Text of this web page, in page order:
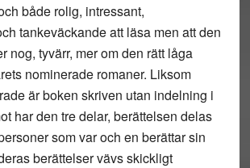
både rolig, intressant,
tankeväckande att läsa men att den
nog, tyvärr, mer om den rätt låga
nominerade romaner. Liksom
är boken skriven utan indelning i
har den tre delar, berättelsen delas
som var och en berättar sin
berättelser vävs skickligt